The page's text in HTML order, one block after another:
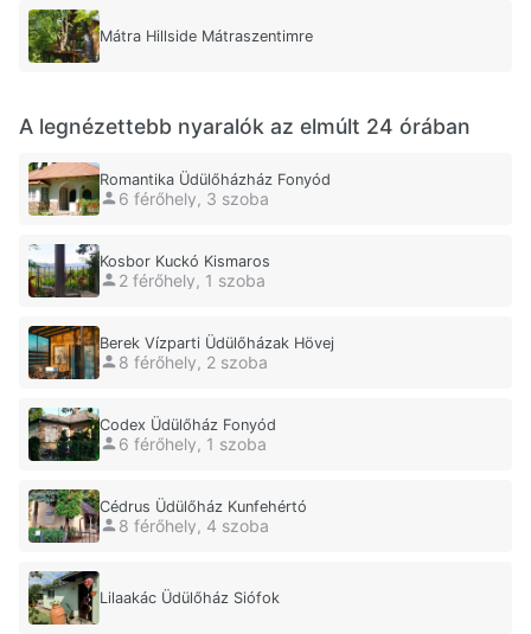
Mátra Hillside Mátraszentimre
A legnézettebb nyaralók az elmúlt 24 órában
Romantika Üdülőházház Fonyód
6 férőhely, 3 szoba
Kosbor Kuckó Kismaros
2 férőhely, 1 szoba
Berek Vízparti Üdülőházak Hövej
8 férőhely, 2 szoba
Codex Üdülőház Fonyód
6 férőhely, 1 szoba
Cédrus Üdülőház Kunfehértó
8 férőhely, 4 szoba
Lilaakác Üdülőház Siófok